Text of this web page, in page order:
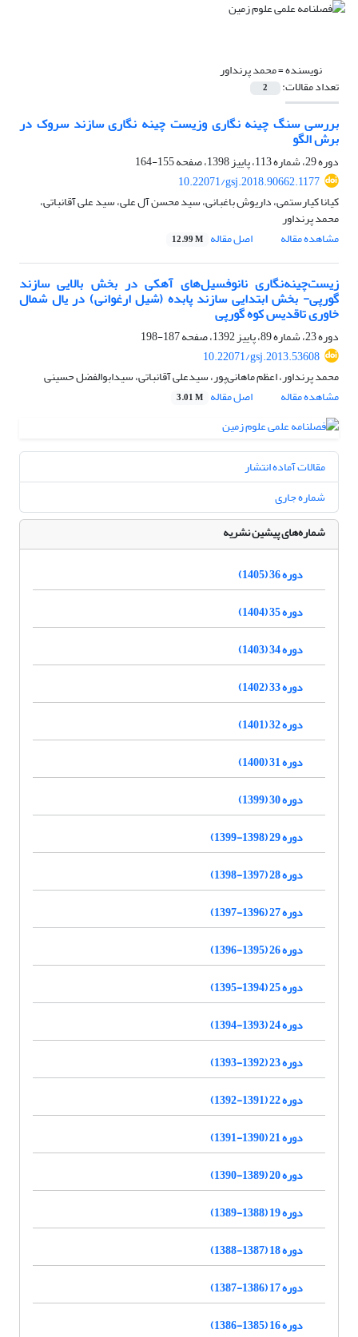
نویسنده =محمد پرنداور
تعداد مقالات: 2
بررسی سنگ چینه نگاری وزیست چینه نگاری سازند سروک در
برش الگو
دوره 29، شماره 113، پاییز 1398، صفحه
155-164
10.22071/gsj.2018.90662.1177
کیانا کیارستمی، داریوش باغبانی، سید محسن آل علی، سید علی آقانباتی،
محمد پرنداور
مشاهده مقاله
اصل مقاله 12.99 M
زیست‌چینه‌نگاری نانوفسیل‌های آهکی در بخش بالایی سازند
گورپی- بخش ابتدایی سازند پابده (شیل ارغوانی) در یال شمال‌
خاوری تاقدیس کوه گورپی
دوره 23، شماره 89، پاییز 1392، صفحه
187-198
10.22071/gsj.2013.53608
محمد پرنداور، اعظم ماهانی‌پور، سیدعلی آقانباتی، سیدابوالفضل حسینی
مشاهده مقاله
اصل مقاله 3.01 M
مقالات آماده انتشار
شماره جاری
شماره‌های پیشین نشریه
دوره 36 (1405)
دوره 35 (1404)
دوره 34 (1403)
دوره 33 (1402)
دوره 32 (1401)
دوره 31 (1400)
دوره 30 (1399)
دوره 29 (1398-1399)
دوره 28 (1397-1398)
دوره 27 (1396-1397)
دوره 26 (1395-1396)
دوره 25 (1394-1395)
دوره 24 (1393-1394)
دوره 23 (1392-1393)
دوره 22 (1391-1392)
دوره 21 (1390-1391)
دوره 20 (1389-1390)
دوره 19 (1388-1389)
دوره 18 (1387-1388)
دوره 17 (1386-1387)
دوره 16 (1385-1386)